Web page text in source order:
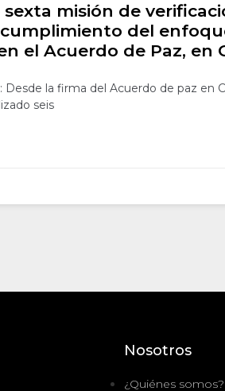
misión de
cumplimiento del
el Acuerdo de Paz, en
Desde la firma del Acuerdo de paz en
seis
Nosotros
¿Quiénes somos?